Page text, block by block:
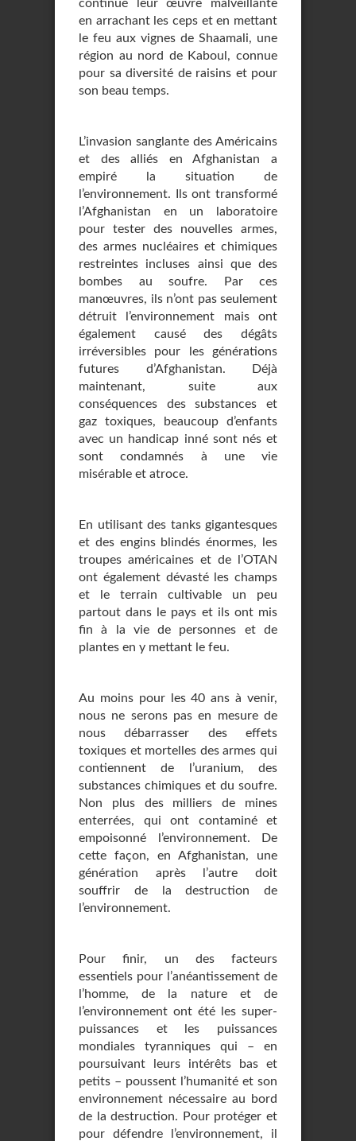
continué leur œuvre malveillante
en arrachant les ceps et en mettant
le feu aux vignes de Shaamali, une
région au nord de Kaboul, connue
pour sa diversité de raisins et pour
son beau temps.
L’invasion sanglante des Américains
et des alliés en Afghanistan a
empiré la situation de
l’environnement. Ils ont transformé
l’Afghanistan en un laboratoire
pour tester des nouvelles armes,
des armes nucléaires et chimiques
restreintes incluses ainsi que des
bombes au soufre. Par ces
manœuvres, ils n’ont pas seulement
détruit l’environnement mais ont
également causé des dégâts
irréversibles pour les générations
futures d’Afghanistan. Déjà
maintenant, suite aux
conséquences des substances et
gaz toxiques, beaucoup d’enfants
avec un handicap inné sont nés et
sont condamnés à une vie
misérable et atroce.
En utilisant des tanks gigantesques
et des engins blindés énormes, les
troupes américaines et de l’OTAN
ont également dévasté les champs
et le terrain cultivable un peu
partout dans le pays et ils ont mis
fin à la vie de personnes et de
plantes en y mettant le feu.
Au moins pour les 40 ans à venir,
nous ne serons pas en mesure de
nous débarrasser des effets
toxiques et mortelles des armes qui
contiennent de l’uranium, des
substances chimiques et du soufre.
Non plus des milliers de mines
enterrées, qui ont contaminé et
empoisonné l’environnement. De
cette façon, en Afghanistan, une
génération après l’autre doit
souffrir de la destruction de
l’environnement.
Pour finir, un des facteurs
essentiels pour l’anéantissement de
l’homme, de la nature et de
l’environnement ont été les super-
puissances et les puissances
mondiales tyranniques qui – en
poursuivant leurs intérêts bas et
petits – poussent l’humanité et son
environnement nécessaire au bord
de la destruction. Pour protéger et
pour défendre l’environnement, il